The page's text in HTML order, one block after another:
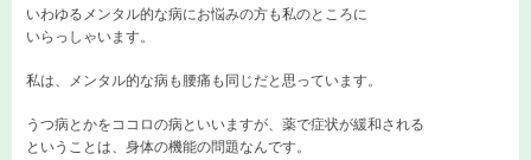
いわゆるメンタル的な病にお悩みの方も私のところに
いらっしゃいます。
私は、メンタル的な病も腰痛も同じだと思っています。
うつ病とかをココロの病といいますが、薬で症状が緩和される
ということは、身体の機能の問題なんです。